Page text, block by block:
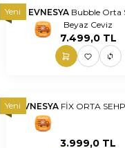
Yeni
EVNESYA Bubble Orta
Beyaz Ceviz
7.499,0TL
YeniEVNESYA FİX ORTA
3.999,0 TL